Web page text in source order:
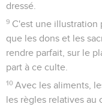
dressé.
9 C'est une illustration
que les dons et les
rendre parfait, sur le
part à ce culte.
10 Avec les aliments,
les règles relatives au